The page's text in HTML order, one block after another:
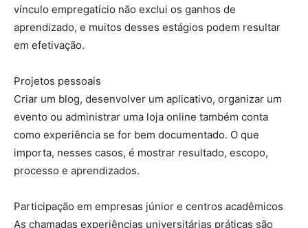
vínculo empregatício não exclui os ganhos de
aprendizado, e muitos desses estágios podem resultar
em efetivação.
Projetos pessoais
Criar um blog, desenvolver um aplicativo, organizar um
evento ou administrar uma loja online também conta
como experiência se for bem documentado. O que
importa, nesses casos, é mostrar resultado, escopo,
processo e aprendizados.
Participação em empresas júnior e centros acadêmicos
As chamadas experiências universitárias práticas são